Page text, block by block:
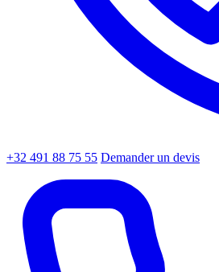
+32 491 88 75 55 Demander un devis